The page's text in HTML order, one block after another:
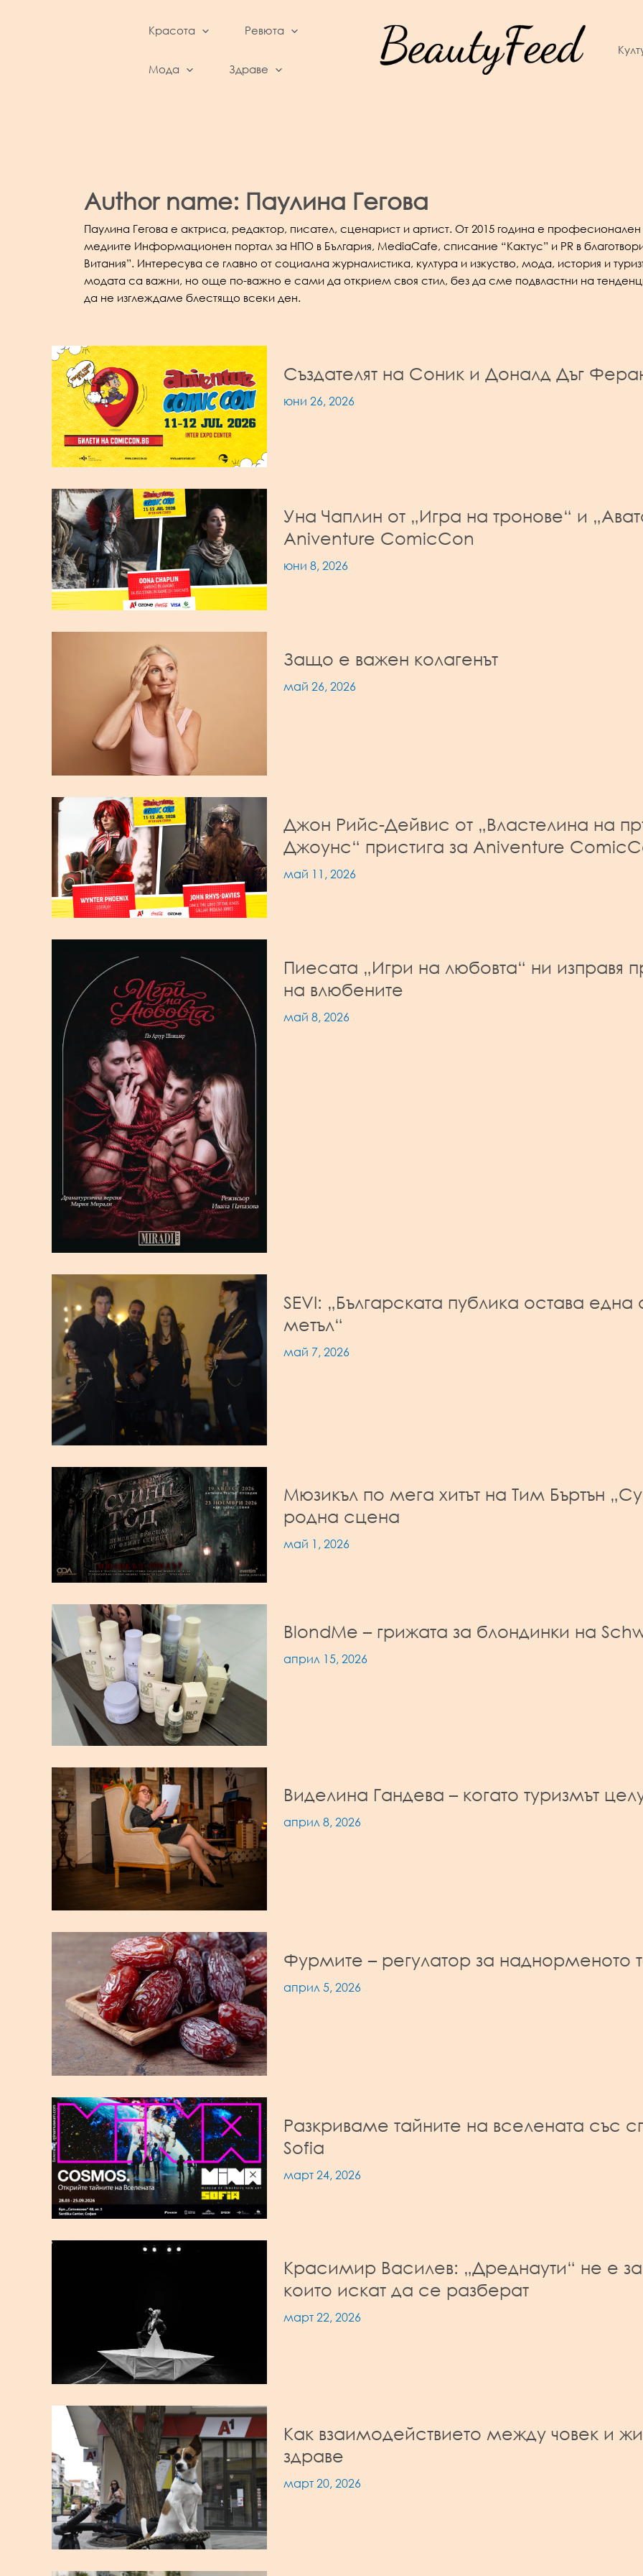
Красота Ревюта
Мода Здраве
Author name: Паулина Гегова
Паулина Гегова е актриса, редактор, писател, сценарист и артист. От 2015 година е
медиите Информационен портал за НПО в България, MediaCafe, списание “Кактус” и PR в
Витания”. Интересува се главно от социална журналистика, култура и изкуство, мода, история и
модата са важни, но още по-важно е сами да открием своя стил, без да сме подвластни на
да не изглеждаме блестящо всеки ден.
Създателят на Соник и Доналд Дъг
юни 26, 2026
Уна Чаплин от „Игра на тронове“ и
Aniventure ComicCon
юни 8, 2026
Защо е важен колагенът
май 26, 2026
Джон Рийс-Дейвис от „Властелина на
Джоунс“ пристига за Aniventure
май 11, 2026
Пиесата „Игри на любовта“ ни изправя
на влюбените
май 8, 2026
SEVI: „Българската публика остава
метъл“
май 7, 2026
Мюзикъл по мега хитът на Тим Бъртън
родна сцена
май 1, 2026
BlondMe – грижата за блондинки на
април 15, 2026
Виделина Гандева – когато туризмът
април 8, 2026
Фурмите – регулатор за наднорменото
април 5, 2026
Разкриваме тайните на вселената със
Sofia
март 24, 2026
Красимир Василев: „Дреднаути“ не е
които искат да се разберат
март 22, 2026
Как взаимодействието между човек и
здраве
март 20, 2026